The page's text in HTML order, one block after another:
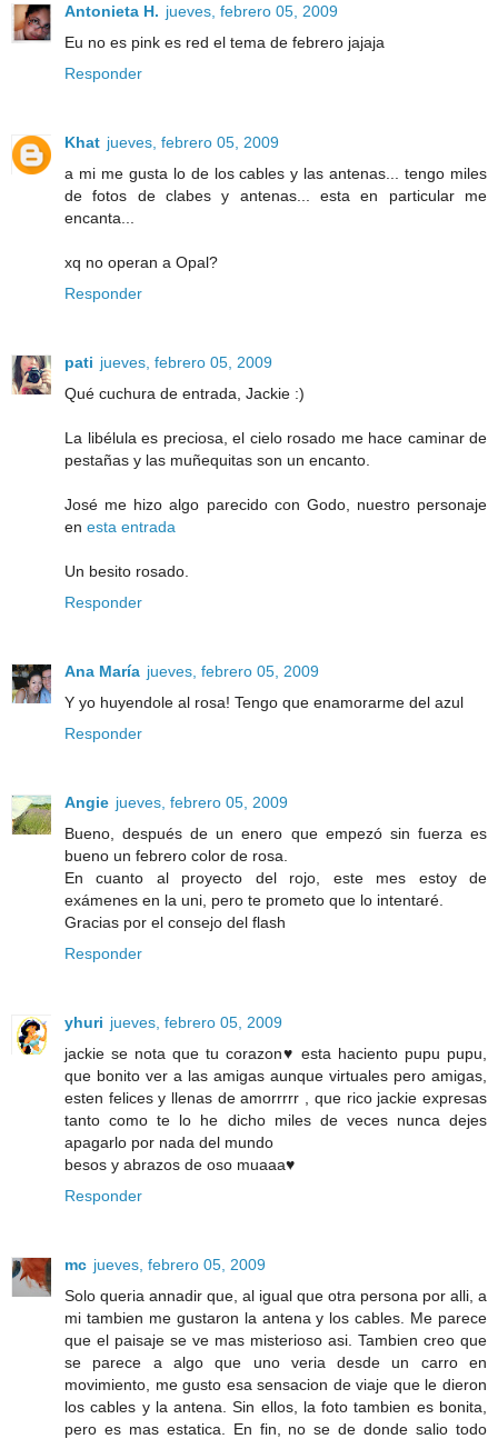
Antonieta H. jueves, febrero 05, 2009
Eu no es pink es red el tema de febrero jajaja
Responder
Khat jueves, febrero 05, 2009
a mi me gusta lo de los cables y las antenas... tengo miles
de fotos de clabes y antenas... esta en particular me
encanta...
xq no operan a Opal?
Responder
pati jueves, febrero 05, 2009
Qué cuchura de entrada, Jackie :)
La libélula es preciosa, el cielo rosado me hace caminar de
pestañas y las muñequitas son un encanto.
José me hizo algo parecido con Godo, nuestro personaje
en esta entrada
Un besito rosado.
Responder
Ana María jueves, febrero 05, 2009
Y yo huyendole al rosa! Tengo que enamorarme del azul
Responder
Angie jueves, febrero 05, 2009
Bueno, después de un enero que empezó sin fuerza es
bueno un febrero color de rosa.
En cuanto al proyecto del rojo, este mes estoy de
exámenes en la uni, pero te prometo que lo intentaré.
Gracias por el consejo del flash
Responder
yhuri jueves, febrero 05, 2009
jackie se nota que tu corazon♥ esta haciento pupu pupu,
que bonito ver a las amigas aunque virtuales pero amigas,
esten felices y llenas de amorrrrr , que rico jackie expresas
tanto como te lo he dicho miles de veces nunca dejes
apagarlo por nada del mundo
besos y abrazos de oso muaaa♥
Responder
mc jueves, febrero 05, 2009
Solo queria annadir que, al igual que otra persona por alli, a
mi tambien me gustaron la antena y los cables. Me parece
que el paisaje se ve mas misterioso asi. Tambien creo que
se parece a algo que uno veria desde un carro en
movimiento, me gusto esa sensacion de viaje que le dieron
los cables y la antena. Sin ellos, la foto tambien es bonita,
pero es mas estatica. En fin, no se de donde salio todo